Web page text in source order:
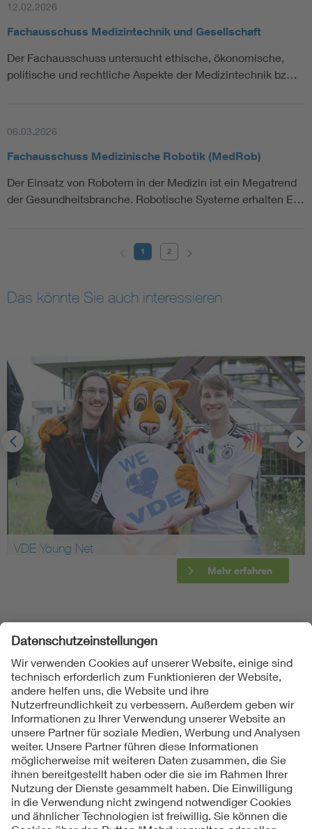
12.02.2026
Fachausschuss Medizintechnik und Gesellschaft
Der Fachausschuss untersucht ethische, ökonomische,
politische und rechtliche Aspekte der Medizintechnik bz…
06.03.2026
Fachausschuss Medizinische Robotik (MedRob)
Der Einsatz von Robotern in der Medizin ist ein Megatrend
der Gesundheitsbranche. Robotische Systeme erhalten E…
1 2
Das könnte Sie auch interessieren
VDE Young Net
Mehr erfahren
Folgen Sie uns
Kontakte
Service